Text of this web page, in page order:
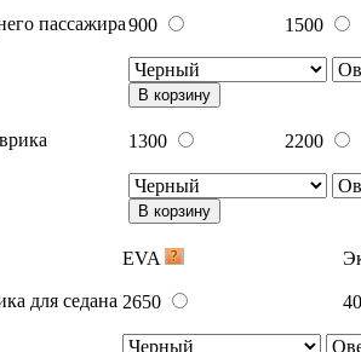
пассажира900 1500
В корзину
1300 2200
В корзину
EVA
для седана 2650